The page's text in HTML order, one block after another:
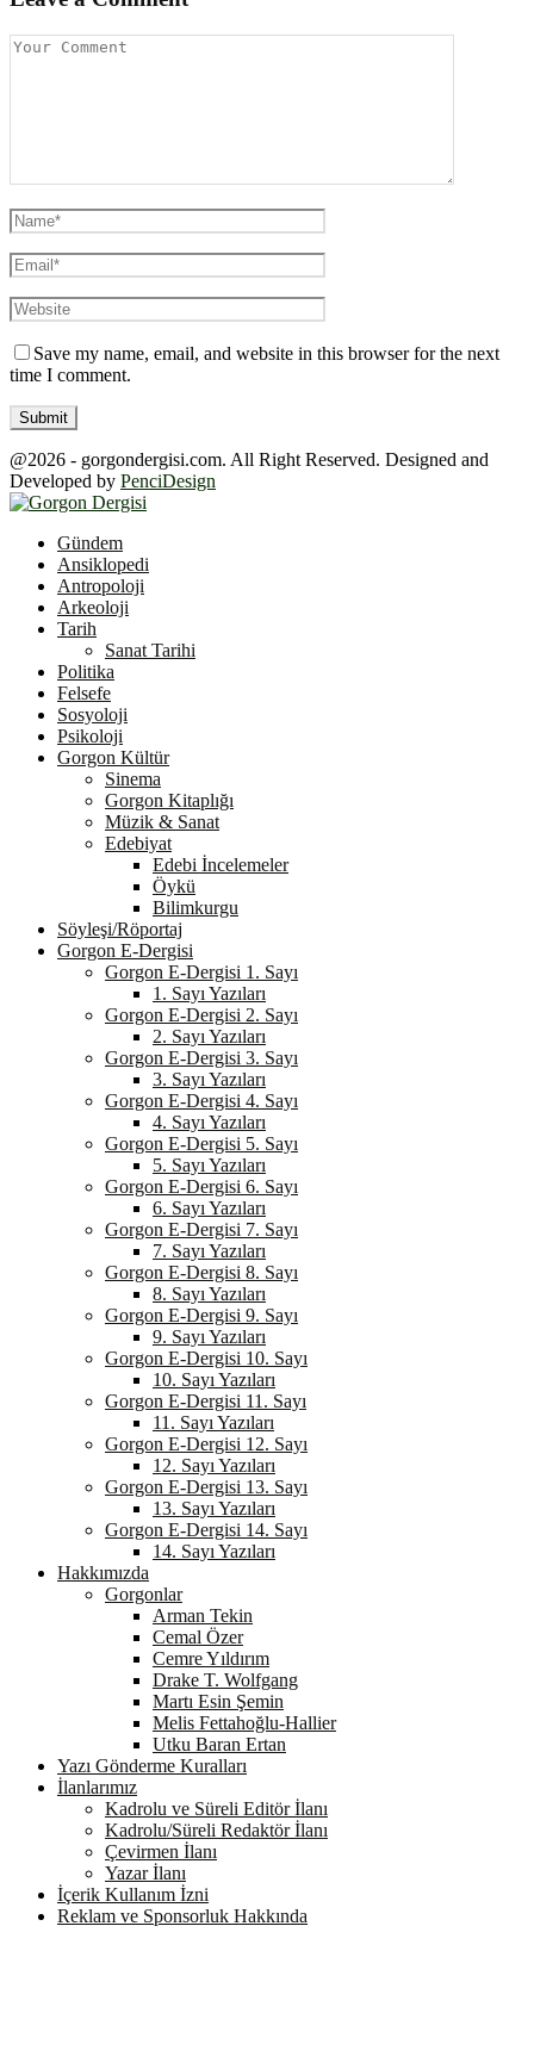
Save my name, email, and website in this browser for the next
time I comment.
@2026 - gorgondergisi.com. All Right Reserved. Designed and
Developed by PenciDesign
Gündem
Ansiklopedi
Antropoloji
Arkeoloji
Tarih
Sanat Tarihi
Politika
Felsefe
Sosyoloji
Psikoloji
Gorgon Kültür
Sinema
Gorgon Kitaplığı
Müzik & Sanat
Edebiyat
Edebi İncelemeler
Öykü
Bilimkurgu
Söyleşi/Röportaj
Gorgon E-Dergisi
Gorgon E-Dergisi 1. Sayı
1. Sayı Yazıları
Gorgon E-Dergisi 2. Sayı
2. Sayı Yazıları
Gorgon E-Dergisi 3. Sayı
3. Sayı Yazıları
Gorgon E-Dergisi 4. Sayı
4. Sayı Yazıları
Gorgon E-Dergisi 5. Sayı
5. Sayı Yazıları
Gorgon E-Dergisi 6. Sayı
6. Sayı Yazıları
Gorgon E-Dergisi 7. Sayı
7. Sayı Yazıları
Gorgon E-Dergisi 8. Sayı
8. Sayı Yazıları
Gorgon E-Dergisi 9. Sayı
9. Sayı Yazıları
Gorgon E-Dergisi 10. Sayı
10. Sayı Yazıları
Gorgon E-Dergisi 11. Sayı
11. Sayı Yazıları
Gorgon E-Dergisi 12. Sayı
12. Sayı Yazıları
Gorgon E-Dergisi 13. Sayı
13. Sayı Yazıları
Gorgon E-Dergisi 14. Sayı
14. Sayı Yazıları
Hakkımızda
Gorgonlar
Arman Tekin
Cemal Özer
Cemre Yıldırım
Drake T. Wolfgang
Martı Esin Şemin
Melis Fettahoğlu-Hallier
Utku Baran Ertan
Yazı Gönderme Kuralları
İlanlarımız
Kadrolu ve Süreli Editör İlanı
Kadrolu/Süreli Redaktör İlanı
Çevirmen İlanı
Yazar İlanı
İçerik Kullanım İzni
Reklam ve Sponsorluk Hakkında